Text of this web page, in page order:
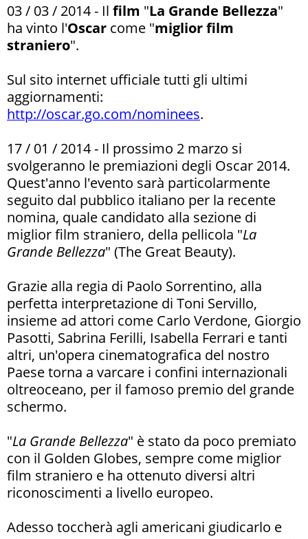
03 / 03 / 2014 - Il film "La Grande Bellezza"
ha vinto l'Oscar come "miglior film
straniero".
Sul sito internet ufficiale tutti gli ultimi
aggiornamenti:
http://oscar.go.com/nominees.
17 / 01 / 2014 - Il prossimo 2 marzo si
svolgeranno le premiazioni degli Oscar 2014.
Quest'anno l'evento sarà particolarmente
seguito dal pubblico italiano per la recente
nomina, quale candidato alla sezione di
miglior film straniero, della pellicola "La
Grande Bellezza" (The Great Beauty).
Grazie alla regia di Paolo Sorrentino, alla
perfetta interpretazione di Toni Servillo,
insieme ad attori come Carlo Verdone, Giorgio
Pasotti, Sabrina Ferilli, Isabella Ferrari e tanti
altri, un'opera cinematografica del nostro
Paese torna a varcare i confini internazionali
oltreoceano, per il famoso premio del grande
schermo.
"La Grande Bellezza" è stato da poco premiato
con il Golden Globes, sempre come miglior
film straniero e ha ottenuto diversi altri
riconoscimenti a livello europeo.
Adesso toccherà agli americani giudicarlo e